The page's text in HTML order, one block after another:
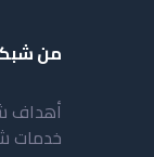
من
أهداف
خدمات